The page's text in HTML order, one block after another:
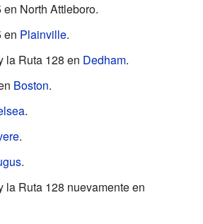
North Attleboro.
en Plainville.
la Ruta 128 en Dedham.
Boston.
.
.
.
la Ruta 128 nuevamente en